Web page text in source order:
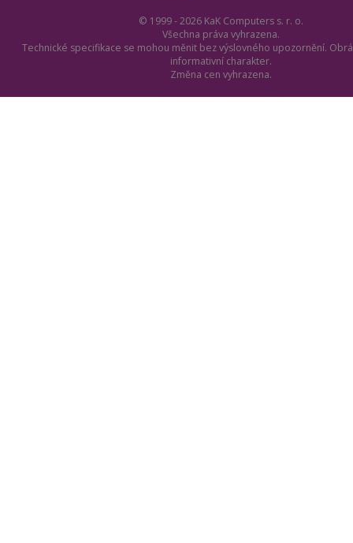
© 1999 - 2026 KaK Computers s. r. o.
Všechna práva vyhrazena.
Technické specifikace se mohou měnit bez výslovného upozornění.
informativní charakter.
Změna cen vyhrazena.